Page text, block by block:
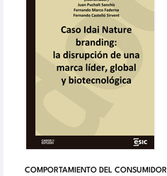
COMPORTAMIENTO DEL CONSUMIDOR